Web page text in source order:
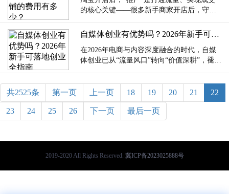
的核心关键——很多新手商家开店后，守着
方法...
自媒体创业有优势吗？2026年新手可落地创业全指南
在2026年电商与内容深度融合的时代，自媒
体创业已从“流量风口”转向“价值深耕”，褪去
共2525条 第一页 上一页 18 19 20 21 22
23 24 25 26 下一页 最后一页
2019-2020 All Rights Reserved. 冀ICP备2023025888号